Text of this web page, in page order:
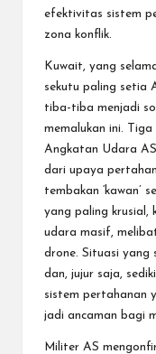
efektivitas sistem
zona konflik.
Kuwait, yang
sekutu paling setia
tiba-tiba menjadi
memalukan ini.
Angkatan Udara
dari upaya
tembakan ‘kawan’
yang paling krusial,
udara masif,
drone. Situasi yang
dan, jujur saja,
sistem pertahanan
jadi ancaman bagi
Militer AS